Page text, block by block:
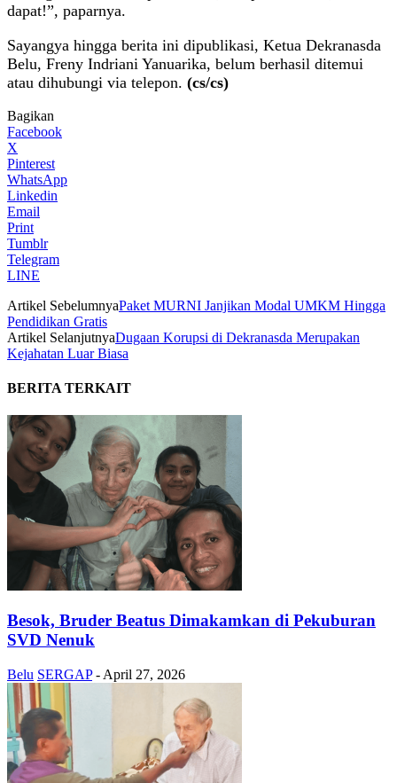
dapat!”, paparnya.
Sayangya hingga berita ini dipublikasi, Ketua Dekranasda
Belu, Freny Indriani Yanuarika, belum berhasil ditemui
atau dihubungi via telepon. (cs/cs)
Bagikan
Facebook
X
Pinterest
WhatsApp
Linkedin
Email
Print
Tumblr
Telegram
LINE
Artikel SebelumnyaPaket MURNI Janjikan Modal UMKM Hingga
Pendidikan Gratis
Artikel SelanjutnyaDugaan Korupsi di Dekranasda Merupakan
Kejahatan Luar Biasa
BERITA TERKAIT
Besok, Bruder Beatus Dimakamkan di Pekuburan
SVD Nenuk
Belu SERGAP - April 27, 2026